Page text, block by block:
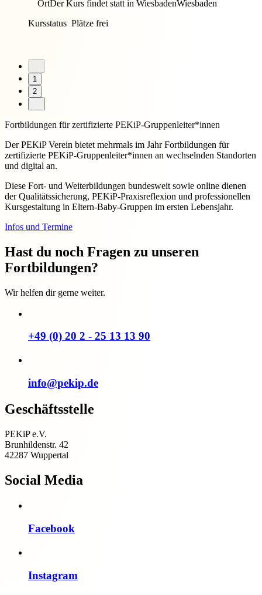
OrtDer Kurs findet statt in WiesbadenWiesbaden
Kursstatus Plätze frei
1
2
Fortbildungen für zertifizierte PEKiP-Gruppenleiter*innen
Der PEKiP Verein bietet mehrmals im Jahr Fortbildungen für
zertifizierte PEKiP-Gruppenleiter*innen an wechselnden Standorten
und digital an.
Diese Fort- und Weiterbildungen bundesweit sowie online dienen
derQualitätssicherung, PEKiP-Praxisreflexion und professionellen
Kursgestaltung in Eltern-Baby-Gruppen im ersten Lebensjahr.
Infos und Termine
Hast du noch Fragen zu unseren
Fortbildungen?
Wir helfen dir gerne weiter.
+49 (0) 20 2 - 25 13 13 90
info@pekip.de
Geschäftsstelle
PEKiP e.V.
Brunhildenstr. 42
42287 Wuppertal
Social Media
Facebook
Instagram